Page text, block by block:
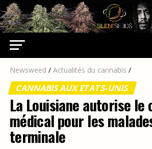
Newsweed / Actualités du cannabis /
CANNABIS AUX ETATS-UNIS
La Louisiane autorise le
médical pour les
terminale